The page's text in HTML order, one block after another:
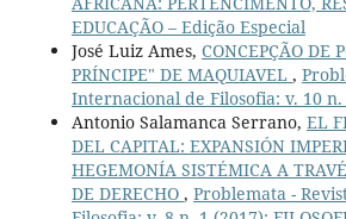
EDUCAÇÃO – Edição Especial
José Luiz Ames, CONCEPÇÃO DE
PRÍNCIPE" DE MAQUIAVEL ,
Internacional de Filosofia: v. 10 n.
Antonio Salamanca Serrano, EL
DEL CAPITAL: EXPANSIÓN
HEGEMONÍA SISTÉMICA A
DE DERECHO , Problemata -